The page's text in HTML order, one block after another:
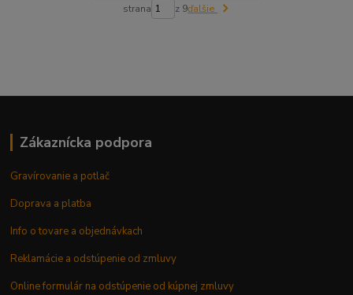
strana z 9ďalšie
Zákaznícka podpora
Gravírovanie a potlač
Doprava a platba
Info o tovare a objednávkach
Reklamácie a odstúpenie od zmluvy
Online formulár na odstúpenie od kúpnej zmluvy